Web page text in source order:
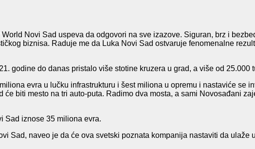
Novi Sad uspeva da odgovori na sve izazove. Siguran, brz i
biznisa. Raduje me da Luka Novi Sad ostvaruje fenomenalne
godine do danas pristalo više stotine kruzera u grad, a više od
evra u lučku infrastrukturu i šest miliona u opremu i nastaviće se
biti mesto na tri auto-puta. Radimo dva mosta, a sami Novosađani
Sad iznose 35 miliona evra.
Sad, naveo je da će ova svetski poznata kompanija nastaviti da